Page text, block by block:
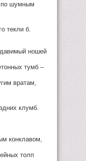
по шумным
текли б.
ношей
тумб –
вратам,
клумб.
конклавом,
толп